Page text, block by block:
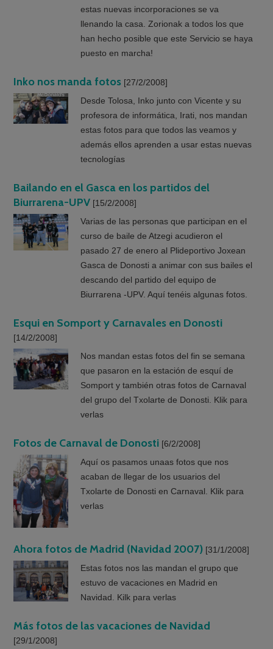
estas nuevas incorporaciones se va
llenando la casa. Zorionak a todos los que
han hecho posible que este Servicio se haya
puesto en marcha!
Inko nos manda fotos [27/2/2008]
Desde Tolosa, Inko junto con Vicente y su
profesora de informática, Irati, nos mandan
estas fotos para que todos las veamos y
además ellos aprenden a usar estas nuevas
tecnologías
Bailando en el Gasca en los partidos del
Biurrarena-UPV [15/2/2008]
Varias de las personas que participan en el
curso de baile de Atzegi acudieron el
pasado 27 de enero al Plideportivo Joxean
Gasca de Donosti a animar con sus bailes el
descando del partido del equipo de
Biurrarena -UPV. Aquí tenéis algunas fotos.
Esqui en Somport y Carnavales en Donosti
[14/2/2008]
Nos mandan estas fotos del fin se semana
que pasaron en la estación de esquí de
Somport y también otras fotos de Carnaval
del grupo del Txolarte de Donosti. Klik para
verlas
Fotos de Carnaval de Donosti [6/2/2008]
Aquí os pasamos unaas fotos que nos
acaban de llegar de los usuarios del
Txolarte de Donosti en Carnaval. Klik para
verlas
Ahora fotos de Madrid (Navidad 2007) [31/1/2008]
Estas fotos nos las mandan el grupo que
estuvo de vacaciones en Madrid en
Navidad. Kilk para verlas
Más fotos de las vacaciones de Navidad
[29/1/2008]